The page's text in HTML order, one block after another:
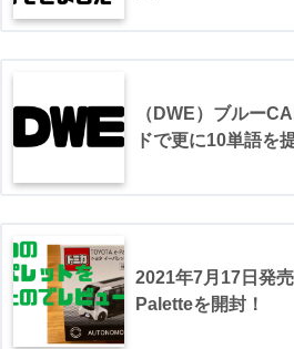
（DWE）ブルー
ドで更に10単語を
2021年7月17日発
Paletteを開封！